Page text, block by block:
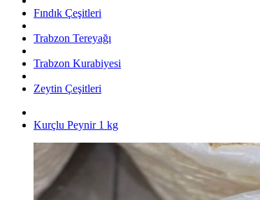
Fındık Çeşitleri
Trabzon Tereyağı
Trabzon Kurabiyesi
Zeytin Çeşitleri
Kurçlu Peynir 1 kg